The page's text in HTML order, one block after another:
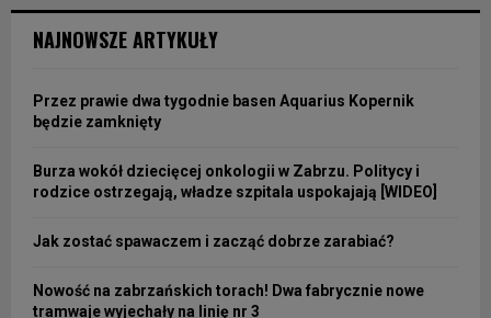
NAJNOWSZE ARTYKUŁY
Przez prawie dwa tygodnie basen Aquarius Kopernik
będzie zamknięty
Burza wokół dziecięcej onkologii w Zabrzu. Politycy i
rodzice ostrzegają, władze szpitala uspokajają [WIDEO]
Jak zostać spawaczem i zacząć dobrze zarabiać?
Nowość na zabrzańskich torach! Dwa fabrycznie nowe
tramwaje wyjechały na linię nr 3